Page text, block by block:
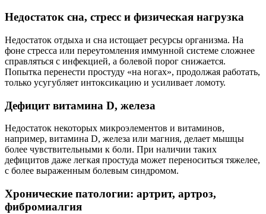
Недостаток сна, стресс и физическая нагрузка
Недостаток отдыха и сна истощает ресурсы организма. На
фоне стресса или переутомления иммунной системе сложнее
справляться с инфекцией, а болевой порог снижается.
Попытка перенести простуду «на ногах», продолжая работать,
только усугубляет интоксикацию и усиливает ломоту.
Дефицит витамина D, железа
Недостаток некоторых микроэлементов и витаминов,
например, витамина D, железа или магния, делает мышцы
более чувствительными к боли. При наличии таких
дефицитов даже легкая простуда может переноситься тяжелее,
с более выраженным болевым синдромом.
Хронические патологии: артрит, артроз,
фибромиалгия